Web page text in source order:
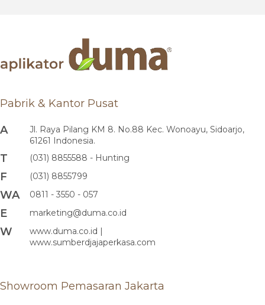
Pabrik & Kantor Pusat
A
Jl. Raya Pilang KM 8. No.88 Kec. Wonoayu, Sidoarjo,
61261 Indonesia.
T (031) 8855588 - Hunting
F (031) 8855799
WA 0811 - 3550 - 057
E marketing@duma.co.id
W
www.duma.co.id |
www.sumberdjajaperkasa.com
Showroom Pemasaran Jakarta